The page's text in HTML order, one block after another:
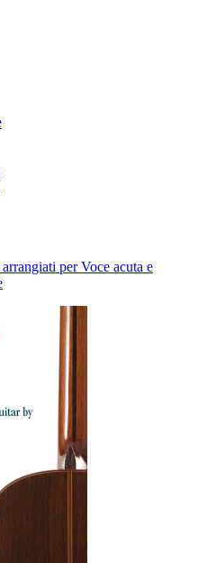
per Voce acuta e